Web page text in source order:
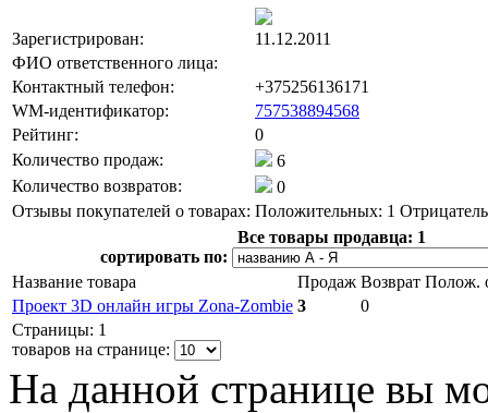
Зарегистрирован:
11.12.2011
ФИО ответственного лица:
Контактный телефон:
+375256136171
WM-идентификатор:
757538894568
Рейтинг:
0
Количество продаж:
6
Количество возвратов:
0
Отзывы покупателей о товарах: Положительных: 1
Все товары продавца: 1
сортировать по:
Название товара
Продаж Возврат Полож.
Проект 3D онлайн игры Zona-Zombie 3
0
Страницы: 1
товаров на странице:
На данной странице вы